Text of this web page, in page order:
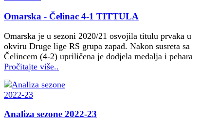
Omarska - Čelinac 4-1 TITTULA
Omarska je u sezoni 2020/21 osvojila titulu prvaka u
okviru Druge lige RS grupa zapad. Nakon susreta sa
Čelincem (4-2) upriličena je dodjela medalja i pehara
Pročitajte više..
Analiza sezone 2022-23